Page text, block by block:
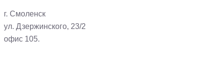
г. Смоленск
ул. Дзержинского, 23/2
офис 105.